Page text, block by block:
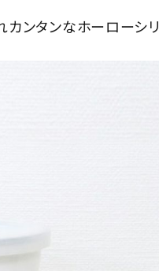
カンタンなホーローシ